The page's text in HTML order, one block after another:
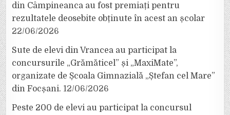
din Câmpineanca au fost premiați pentru
rezultatele deosebite obținute în acest an școlar
22/06/2026
Sute de elevi din Vrancea au participat la
concursurile „Grămăticel” și „MaxiMate”,
organizate de Școala Gimnazială „Ștefan cel Mare”
din Focșani. 12/06/2026
Peste 200 de elevi au participat la concursul